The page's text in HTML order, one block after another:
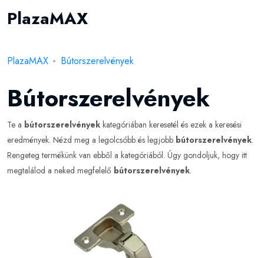
PlazaMAX
PlazaMAX Bútorszerelvények
Bútorszerelvények
Te a bútorszerelvények kategóriában keresetél és ezek a keresési
eredmények. Nézd meg a legolcsóbb és legjobb bútorszerelvények.
Rengeteg termékünk van ebből a kategóriából. Úgy gondoljuk, hogy itt
megtalálod a neked megfelelő bútorszerelvények.